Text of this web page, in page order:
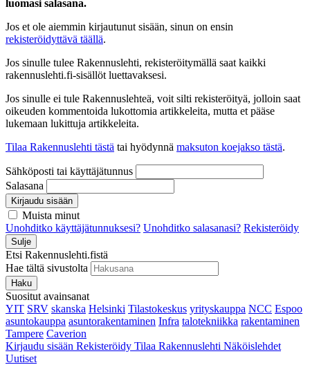
luomasi salasana.
Jos et ole aiemmin kirjautunut sisään, sinun on ensin
rekisteröidyttävä täällä.
Jos sinulle tulee Rakennuslehti, rekisteröitymällä saat kaikki
rakennuslehti.fi-sisällöt luettavaksesi.
Jos sinulle ei tule Rakennuslehteä, voit silti rekisteröityä, jolloin saat
oikeuden kommentoida lukottomia artikkeleita, mutta et pääse
lukemaan lukittuja artikkeleita.
Tilaa Rakennuslehti tästä tai hyödynnä maksuton koejakso tästä.
Sähköposti tai käyttäjätunnus
Salasana
Kirjaudu sisään
Muista minut
Unohditko käyttäjätunnuksesi? Unohditko salasanasi? Rekisteröidy
Sulje
Etsi Rakennuslehti.fistä
Hae tältä sivustolta
Haku
Suositut avainsanat
YIT SRV skanska Helsinki Tilastokeskus yrityskauppa NCC Espoo
asuntokauppa asuntorakentaminen Infra talotekniikka rakentaminen
Tampere Caverion
Kirjaudu sisään Rekisteröidy Tilaa Rakennuslehti Näköislehdet
Uutiset